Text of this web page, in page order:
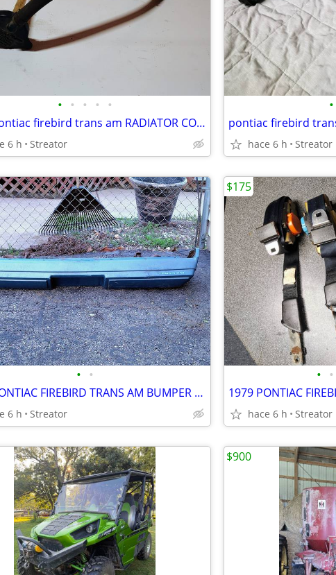
• • • • •
1979 pontiac firebird trans am RADIATOR COOLANT OVERFLOW CAP GM 70-81
6 h Streator
•
hace 6 h Streator
• •
1979 PONTIAC FIREBIRD TRANS AM BUMPER GM 79-81 BANDIT FORMULA Y88 10TH
6 h Streator
• •
hace 6 h Streator
$175
$900